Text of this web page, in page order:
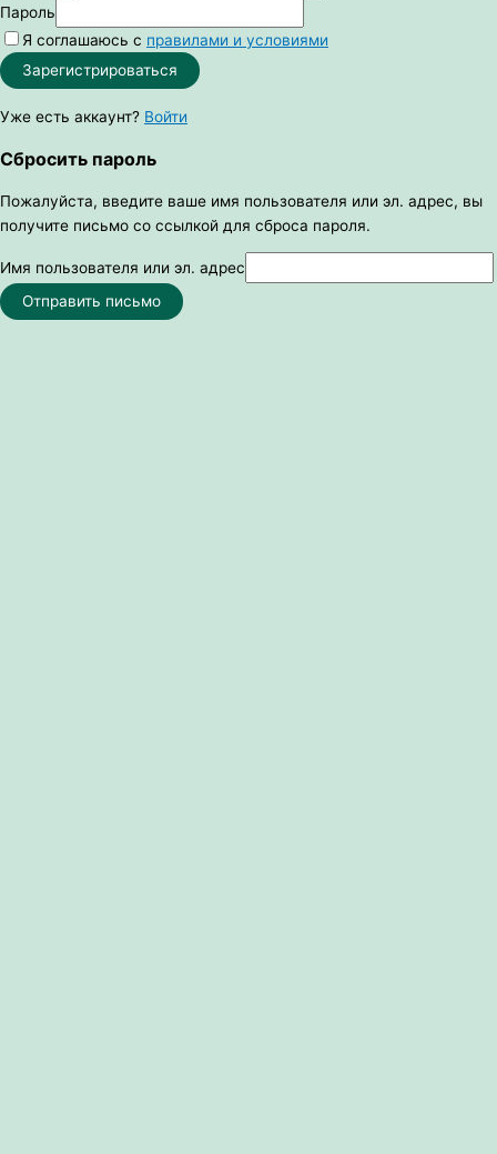
Пароль
Я соглашаюсь с правилами и условиями
Зарегистрироваться
Уже есть аккаунт? Войти
Сбросить пароль
Пожалуйста, введите ваше имя пользователя или эл. адрес, вы
получите письмо со ссылкой для сброса пароля.
Имя пользователя или эл. адрес
Отправить письмо